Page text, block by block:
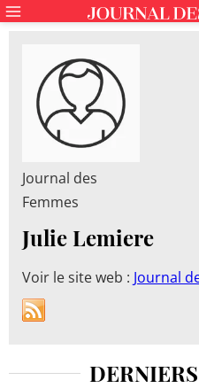
Journal des
Femmes
Julie Lemiere
Voir le site web : Journal